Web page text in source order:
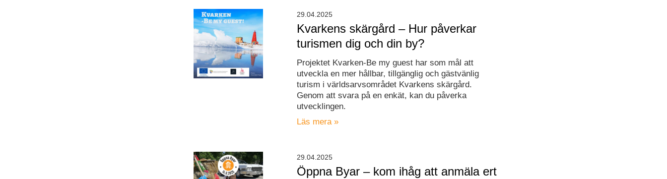
Kvarkens skärgård – Hur påverkar
turismen dig och din by?
Projektet Kvarken-Be my guest har som mål att
utveckla en mer hållbar, tillgänglig och gästvänlig
turism i världsarvsområdet Kvarkens skärgård.
Genom att svara på en enkät, kan du påverka
utvecklingen.
Läs mera »
29.04.2025
Öppna Byar – kom ihåg att anmäla ert
29.04.2025